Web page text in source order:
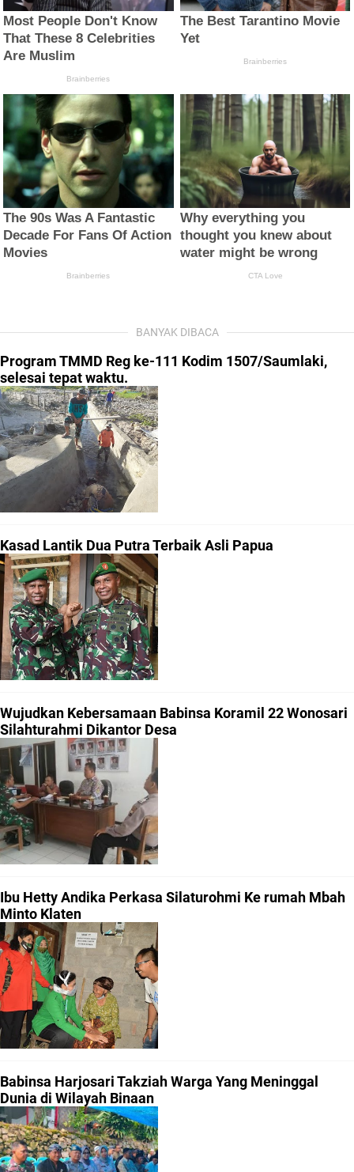
BANYAK DIBACA
Program TMMD Reg ke-111 Kodim 1507/Saumlaki,
selesai tepat waktu.
Kasad Lantik Dua Putra Terbaik Asli Papua
Wujudkan Kebersamaan Babinsa Koramil 22 Wonosari
Silahturahmi Dikantor Desa
Ibu Hetty Andika Perkasa Silaturohmi Ke rumah Mbah
Minto Klaten
Babinsa Harjosari Takziah Warga Yang Meninggal
Dunia di Wilayah Binaan